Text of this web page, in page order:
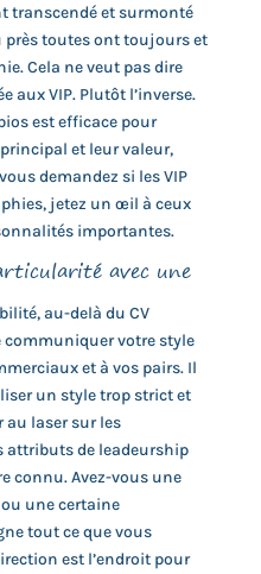
transcendé et surmonté
près toutes ont toujours et
Cela ne veut pas dire
aux VIP. Plutôt l’inverse.
est efficace pour
et leur valeur,
demandez si les VIP
jetez un œil à ceux
importantes.
avec une
au-delà du CV
votre style
et à vos pairs. Il
un style trop strict et
au laser sur les
attributs de leadeurship
connu. Avez-vous une
une certaine
tout ce que vous
est l’endroit pour